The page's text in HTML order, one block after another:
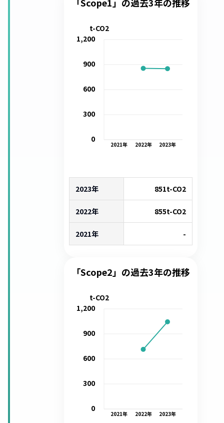
2021年 2022年 2023年
0
300
600
900
1,200
t-CO2
2023年 851t-CO2
2022年 855t-CO2
2021年 -
「Scope2」の過去3年の推移
2021年 2022年 2023年
0
300
600
900
1,200
t-CO2